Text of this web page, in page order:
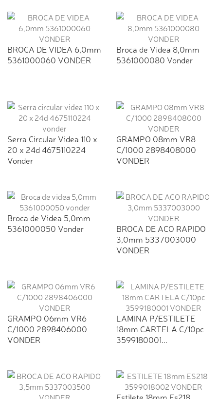
BROCA DE VIDEA 6,0mm
5361000060 VONDER
Broca de Videa 8,0mm
5361000080 Vonder
Serra Circular Videa 110 x
20 x 24d 4675110224
Vonder
GRAMPO 08mm VR8
C/1000 2898408000
VONDER
Broca de Videa 5,0mm
5361000050 Vonder
BROCA DE ACO RAPIDO
3,0mm 5337003000
VONDER
GRAMPO 06mm VR6
C/1000 2898406000
VONDER
LAMINA P/ESTILETE
18mm CARTELA C/10pc
3599180001...